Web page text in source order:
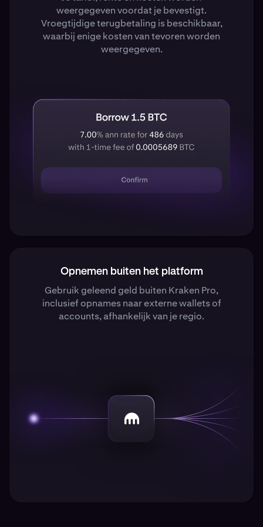
weergegeven voordat je bevestigt.
Vroegtijdige terugbetaling is beschikbaar,
waarbij enige kosten van tevoren worden
weergegeven.
Opnemen buiten het platform
Gebruik geleend geld buiten Kraken Pro,
inclusief opnames naar externe wallets of
accounts, afhankelijk van je regio.